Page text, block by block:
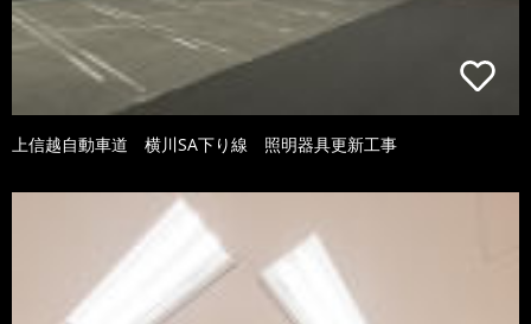
上信越自動車道 横川SA下り線 照明器具更新工事